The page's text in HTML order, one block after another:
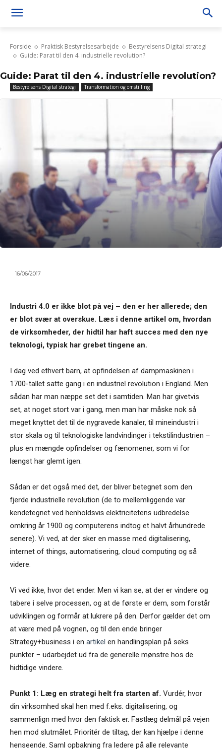
Forside Praktisk Bestyrelsesarbejde
Bestyrelsens Digital strategi
Guide: Parat til den 4. industrielle revolution?
Guide: Parat til den 4. industrielle revolution?
Bestyrelsens Digital strategi Transformation og omstilling
16/06/2017
Industri 4.0 er ikke blot på vej – den er her allerede; den
er blot svær at overskue. Læs i denne artikel om, hvordan
de virksomheder, der hidtil har haft succes med den nye
teknologi, typisk har grebet tingene an.
I dag ved ethvert barn, at opfindelsen af dampmaskinen i
1700-tallet satte gang i en industriel revolution i England. Men
sådan har man næppe set det i samtiden. Man har givetvis
set, at noget stort var i gang, men man har måske nok så
meget knyttet det til de nygravede kanaler, til mineindustri i
stor skala og til teknologiske landvindinger i tekstilindustrien –
plus en mængde opfindelser og fænomener, som vi for
længst har glemt igen.
Sådan er det også med det, der bliver betegnet som den
fjerde industrielle revolution (de to mellemliggende var
kendetegnet ved henholdsvis elektricitetens udbredelse
omkring år 1900 og computerens indtog et halvt århundrede
senere). Vi ved, at der sker en masse med digitalisering,
internet of things, automatisering, cloud computing og så
videre.
Vi ved ikke, hvor det ender. Men vi kan se, at der er vindere og
tabere i selve processen, og at de første er dem, som forstår
udviklingen og formår at lukrere på den. Derfor gælder det om
at være med på vognen, og til den ende bringer
Strategy+business i en artikel en handlingsplan på seks
punkter – udarbejdet ud fra de generelle mønstre hos de
hidtidige vindere.
Punkt 1: Læg en strategi helt fra starten af. Vurdér, hvor
din virksomhed skal hen med f.eks. digitalisering, og
sammenlign med hvor den faktisk er. Fastlæg delmål på vejen
hen mod slutmålet. Prioritér de tiltag, der kan hjælpe i denne
henseende. Saml opbakning fra ledere på alle relevante